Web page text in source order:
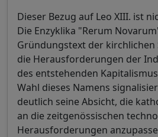
Dieser Bezug auf Leo XIII. ist
Die Enzyklika "Rerum
Gründungstext der kirchlichen
die Herausforderungen der
des entstehenden
Wahl dieses Namens
deutlich seine Absicht, die
an die zeitgenössischen
Herausforderungen